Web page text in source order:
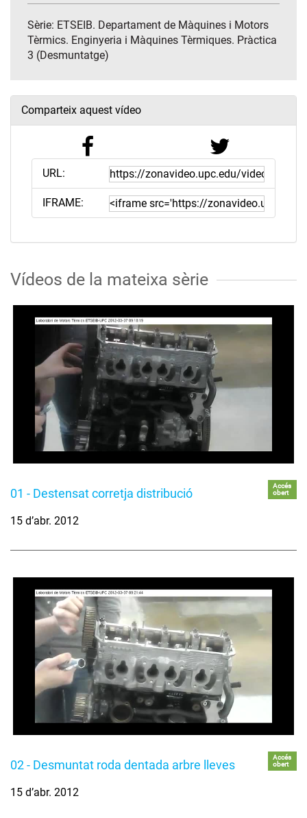
Sèrie: ETSEIB. Departament de Màquines i Motors
Tèrmics. Enginyeria i Màquines Tèrmiques. Pràctica
3 (Desmuntatge)
Comparteix aquest vídeo
URL:
IFRAME:
Vídeos de la mateixa sèrie
01 - Destensat corretja distribució
Accés
obert
15 d’abr. 2012
02 - Desmuntat roda dentada arbre lleves
Accés
obert
15 d’abr. 2012